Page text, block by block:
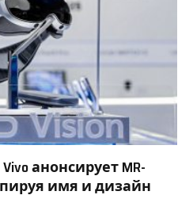
анонсирует MR-
имя и дизайн